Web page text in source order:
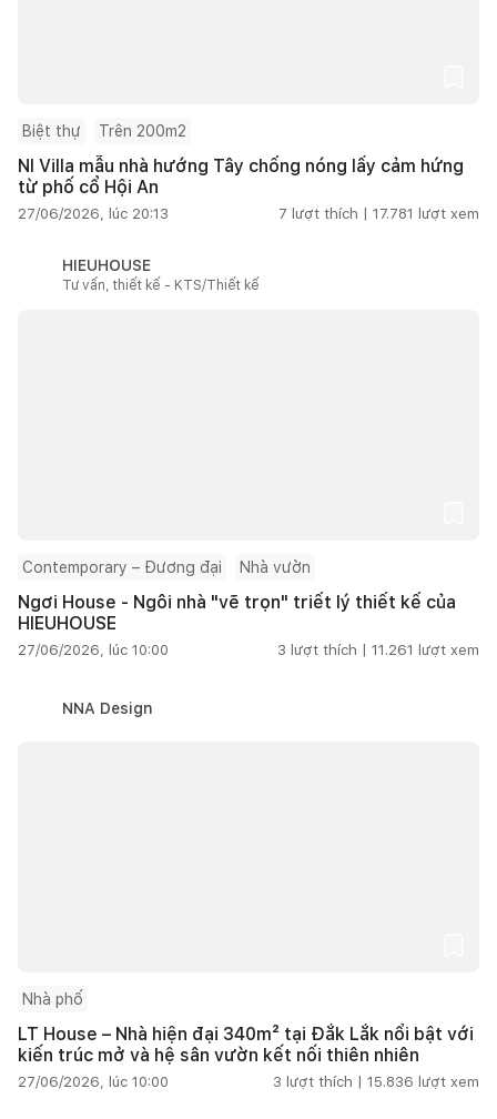
Biệt thự Trên 200m2
NI Villa mẫu nhà hướng Tây chống nóng lấy cảm hứng
từ phố cổ Hội An
27/06/2026, lúc 20:13 7 lượt thích | 17.781 lượt xem
HIEUHOUSE
Tư vấn, thiết kế - KTS/Thiết kế
Contemporary – Đương đại Nhà vườn
Ngơi House - Ngôi nhà "vẽ trọn" triết lý thiết kế của
HIEUHOUSE
27/06/2026, lúc 10:00 3 lượt thích | 11.261 lượt xem
NNA Design
Nhà phố
LT House – Nhà hiện đại 340m² tại Đắk Lắk nổi bật với
kiến trúc mở và hệ sân vườn kết nối thiên nhiên
27/06/2026, lúc 10:00 3 lượt thích | 15.836 lượt xem